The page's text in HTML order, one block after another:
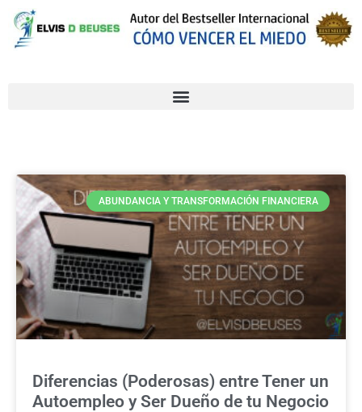
ABUNDANCIA Y TRANSFORMACIÓN FINANCIERA
Diferencias (Poderosas) entre Tener un
Autoempleo y Ser Dueño de tu Negocio